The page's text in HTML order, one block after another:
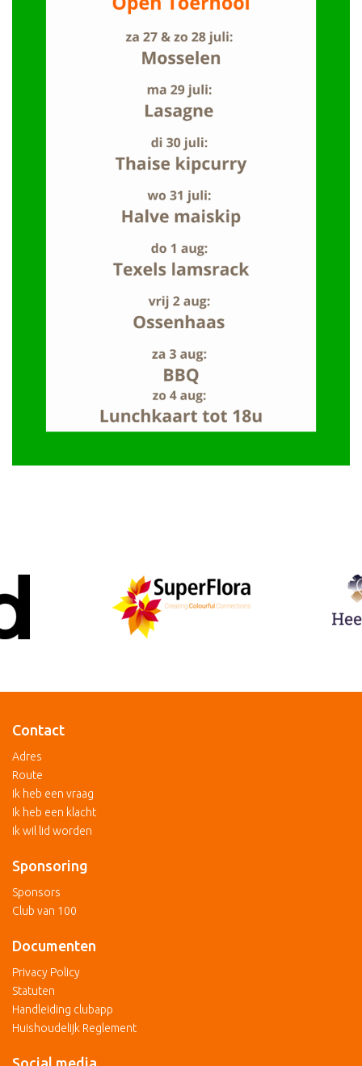
Contact
Adres
Route
Ik heb een vraag
Ik heb een klacht
Ik wil lid worden
Sponsoring
Sponsors
Club van 100
Documenten
Privacy Policy
Statuten
Handleiding clubapp
Huishoudelijk Reglement